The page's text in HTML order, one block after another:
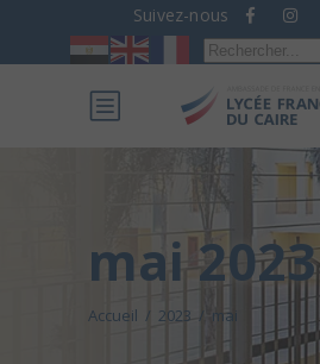
Suivez-nous
mai 2023
Accueil / 2023 / mai